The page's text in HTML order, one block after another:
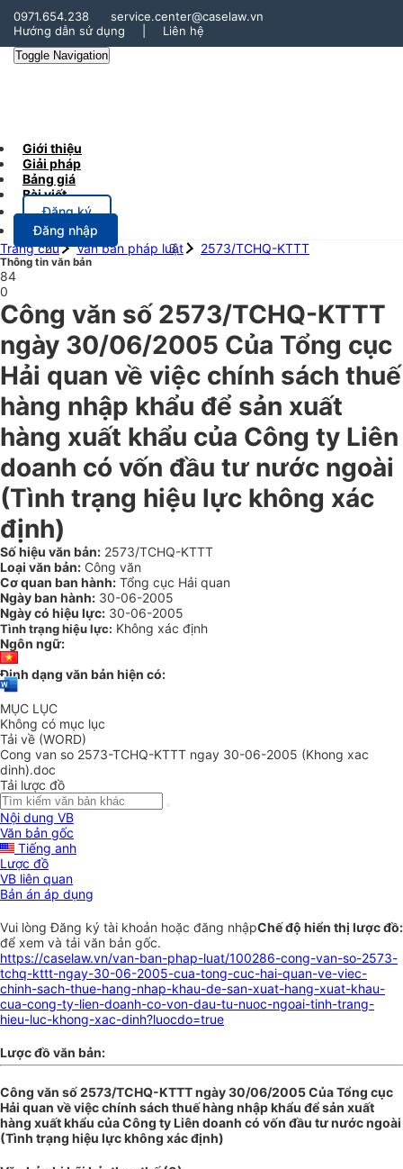
0971.654.238
service.center@caselaw.vn
Hướng dẫn sử dụng
Liên hệ
Toggle Navigation
Giới thiệu
Giải pháp
Bảng giá
Bài viết
Đăng ký
Đăng nhập
Trang chủ
Văn bản pháp luật 2573/TCHQ-KTTT
Thông tin văn bản
84
0
Công văn số 2573/TCHQ-KTTT
ngày 30/06/2005 Của Tổng cục
Hải quan về việc chính sách thuế
hàng nhập khẩu để sản xuất
hàng xuất khẩu của Công ty Liên
doanh có vốn đầu tư nước ngoài
(Tình trạng hiệu lực không xác
định)
Số hiệu văn bản: 2573/TCHQ-KTTT
Loại văn bản: Công văn
Cơ quan ban hành: Tổng cục Hải quan
Ngày ban hành: 30-06-2005
Ngày có hiệu lực: 30-06-2005
Tình trạng hiệu lực: Không xác định
Ngôn ngữ:
Định dạng văn bản hiện có:
MỤC LỤC
Không có mục lục
Tải về (WORD)
Cong van so 2573-TCHQ-KTTT ngay 30-06-2005 (Khong xac
dinh).doc
Tải lược đồ
Nội dung VB
Văn bản gốc
Tiếng anh
Lược đồ
VB liên quan
Bản án áp dụng
Chế độ hiển thị lược đồ:
Vui lòngĐăng ký tài khoản hoặc đăng nhập
để xem và tải văn bản gốc.
https://caselaw.vn/van-ban-phap-luat/100286-cong-van-so-2573-
tchq-kttt-ngay-30-06-2005-cua-tong-cuc-hai-quan-ve-viec-
chinh-sach-thue-hang-nhap-khau-de-san-xuat-hang-xuat-khau-
cua-cong-ty-lien-doanh-co-von-dau-tu-nuoc-ngoai-tinh-trang-
hieu-luc-khong-xac-dinh?luocdo=true
Lược đồ văn bản:
Công văn số 2573/TCHQ-KTTT ngày 30/06/2005 Của Tổng cục
Hải quan về việc chính sách thuế hàng nhập khẩu để sản xuất
hàng xuất khẩu của Công ty Liên doanh có vốn đầu tư nước ngoài
(Tình trạng hiệu lực không xác định)